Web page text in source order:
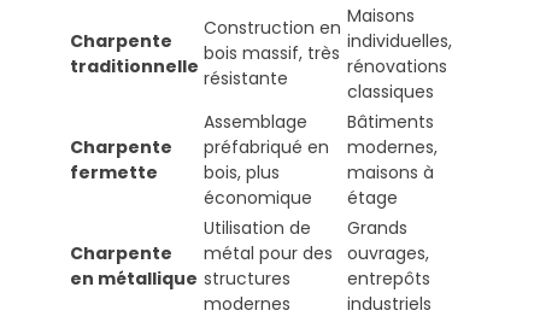
Charpente
traditionnelle
Construction en
bois massif, très
résistante
Maisons
individuelles,
rénovations
classiques
Charpente
fermette
Assemblage
préfabriqué en
bois, plus
économique
Bâtiments
modernes,
maisons à
étage
Charpente
en métallique
Utilisation de
métal pour des
structures
modernes
Grands
ouvrages,
entrepôts
industriels